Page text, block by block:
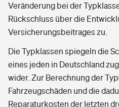
Veränderung bei der
Rückschluss über die
Versicherungsbeitrages zu.
Die Typklassen spiegeln die
eines jeden in Deutschland
wider. Zur Berechnung der
Fahrzeugschäden und die
Reparaturkosten der letzten